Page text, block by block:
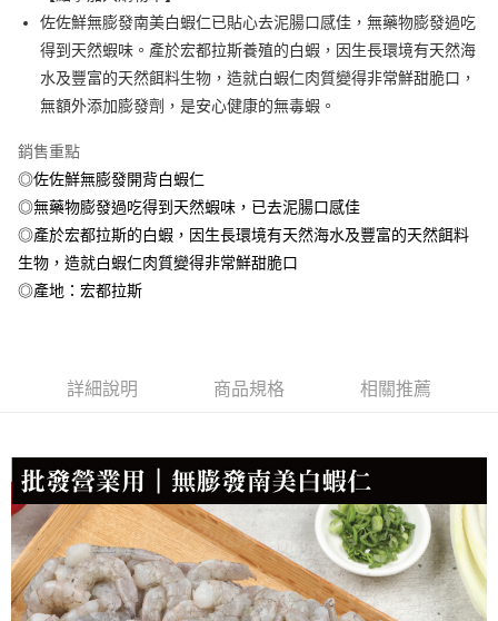
上海商業儲蓄銀行
台北富邦商業銀行
國泰世華商業銀行
兆豐國際商業銀行
臺灣中小企業銀行
台中商業銀行
匯豐（台灣）商業銀行
華泰商業銀行
聯邦商業銀行
遠東國際商業銀行
元大商業銀行
台新國際商業銀行
台灣樂天信用卡公司
華南商業銀行
彰化商業銀行
上海商業儲蓄銀行
台北富邦商業銀行
國泰世華商業銀行
兆豐國際商業銀行
臺灣中小企業銀行
台中商業銀行
聯邦商業銀行
元大商業銀行
玉山商業銀行
星展（台灣）商業銀行
台新國際商業銀行
台灣樂天信用卡公司
LINE Pay
Apple Pay
悠遊付
Google Pay
ATM付款
運送方式
冷凍宅配-抗凍紙箱裝(可備註改保麗龍箱)
冷凍貨到付款
每筆NT$180，滿NT$999(含以上)免運費
佐佐鮮無膨發南美白蝦仁已貼心去泥腸口感佳，無藥物膨發過吃
得到天然蝦味。產於宏都拉斯養殖的白蝦，因生長環境有天然海
水及豐富的天然餌料生物，造就白蝦仁肉質變得非常鮮甜脆口，
無額外添加膨發劑，是安心健康的無毒蝦。
銷售重點
◎佐佐鮮無膨發開背白蝦仁
◎無藥物膨發過吃得到天然蝦味，已去泥腸口感佳
◎產於宏都拉斯的白蝦，因生長環境有天然海水及豐富的天然餌料
生物，造就白蝦仁肉質變得非常鮮甜脆口
◎產地：宏都拉斯
詳細說明 商品規格 相關推薦